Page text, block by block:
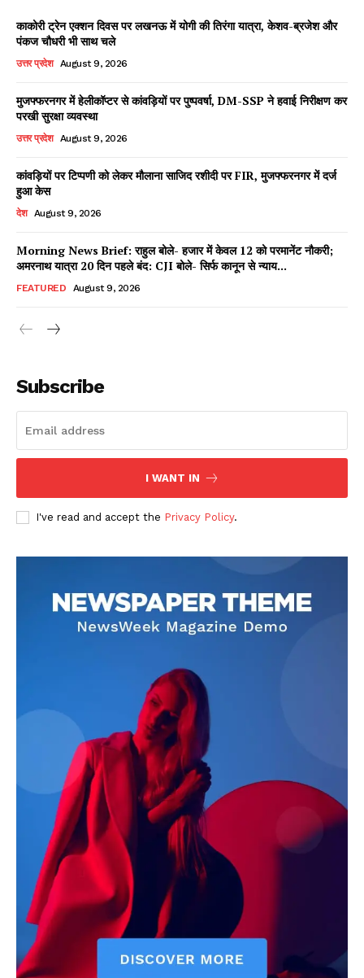
Facebook
X WhatsApp
Read Latest News on AIN
DOWNLOAD NOW
AIN NEWS 1
Contact Us
About Us
Privacy Policy
Terms of Use Agreement
Facebook
X WhatsApp
Share
काकोरी ट्रेन एक्शन दिवस पर लखनऊ में योगी की तिरंगा यात्रा, केशव-ब्रजेश और
पंकज चौधरी भी साथ चले
उत्तर प्रदेश August 9, 2026
मुजफ्फरनगर में हेलीकॉप्टर से कांवड़ियों पर पुष्पवर्षा, DM-SSP ने हवाई निरीक्षण कर
परखी सुरक्षा व्यवस्था
उत्तर प्रदेश August 9, 2026
कांवड़ियों पर टिप्पणी को लेकर मौलाना साजिद रशीदी पर FIR, मुजफ्फरनगर में दर्ज
हुआ केस
देश August 9, 2026
Morning News Brief: राहुल बोले- हजार में केवल 12 को परमानेंट नौकरी;
अमरनाथ यात्रा 20 दिन पहले बंद: CJI बोले- सिर्फ कानून से न्याय...
FEATURED August 9, 2026
Subscribe
I WANT IN
I've read and accept the Privacy Policy.